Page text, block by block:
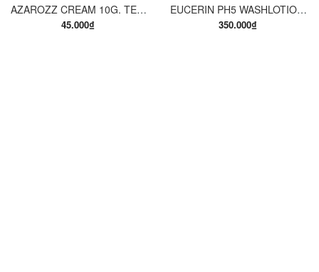
AZAROZZ CREAM 10G. TERBINAFINE 1%. THUỐC TRỊ NẤM DA CHÂN, NẤM DA ĐÙI, NẤM DA THÂN, LANG BEN...
45.000₫
EUCERIN PH5 WASHLOTION 400ML. SỮA TẮM DẠNG GEL CHO DA NHẠY CẢM.
350.000₫